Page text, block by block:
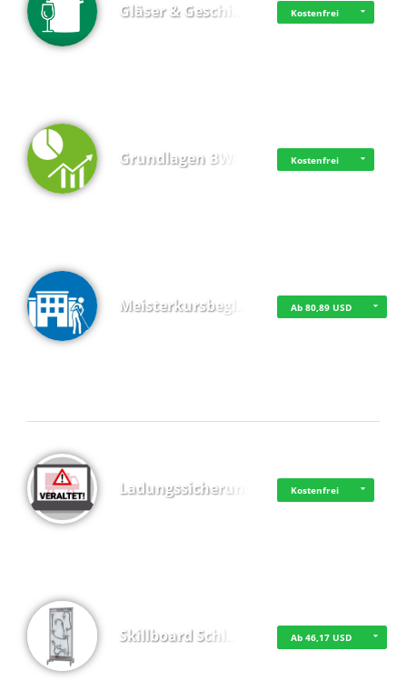
Gläser & Geschi… Kostenfrei
Grundlagen BWL Kostenfrei
Meisterkursbegl… Ab 80,89 USD
Ladungssicherung Kostenfrei
Skillboard Schl… Ab 46,17 USD